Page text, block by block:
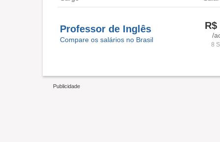
Professor de Inglês
Compare os salários no Brasil
R$
/
8